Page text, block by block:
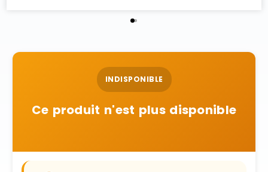
INDISPONIBLE
Ce produit n'est plus disponible